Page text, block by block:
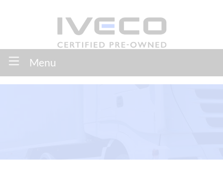
Menu